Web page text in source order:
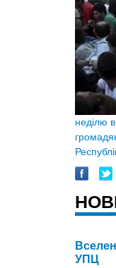
неділю
УПЦ